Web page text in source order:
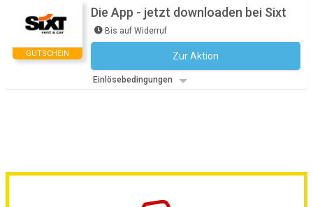
GUTSCHEIN
Die App - jetzt downloaden bei Sixt
Bis auf Widerruf
Zur Aktion
Einlösebedingungen